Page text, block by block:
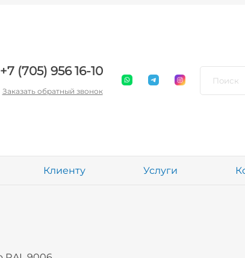
+7 (705) 956 16-10
Заказать обратный звонок
Клиенту Услуги